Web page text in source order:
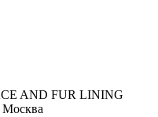
AND FUR LINING
Москва